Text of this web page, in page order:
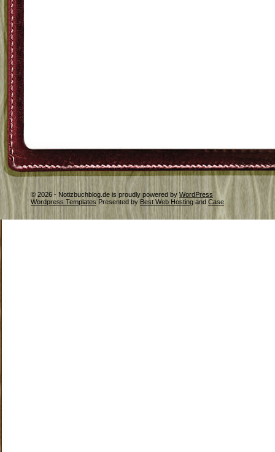
© 2026 - Notizbuchblog.de is proudly powered by WordPress
Wordpress Templates Presented by Best Web Hosting and Case